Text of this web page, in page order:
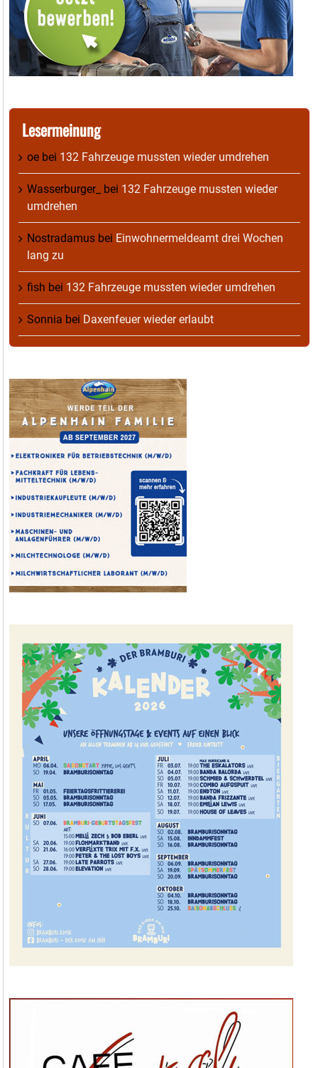
Lesermeinung
oe bei 132 Fahrzeuge mussten wieder umdrehen
Wasserburger_ bei 132 Fahrzeuge mussten wieder
umdrehen
Nostradamus bei Einwohnermeldeamt drei Wochen
lang zu
fish bei 132 Fahrzeuge mussten wieder umdrehen
Sonnia bei Daxenfeuer wieder erlaubt